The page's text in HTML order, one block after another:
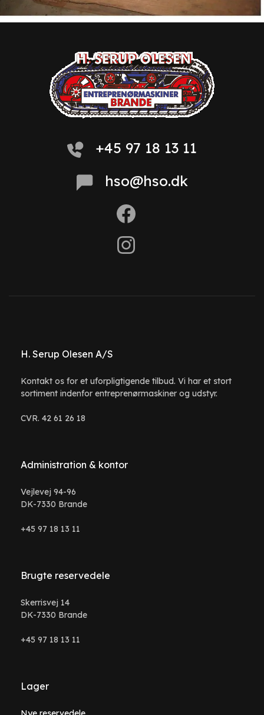
+45 97 18 13 11
hso@hso.dk
H. Serup Olesen A/S
Kontakt os for et uforpligtigende tilbud. Vi har et stort
sortiment indenfor entreprenørmaskiner og udstyr.
CVR. 42 61 26 18
Administration & kontor
Vejlevej 94-96
DK-7330 Brande
+45 97 18 13 11
Brugte reservedele
Skerrisvej 14
DK-7330 Brande
+45 97 18 13 11
Lager